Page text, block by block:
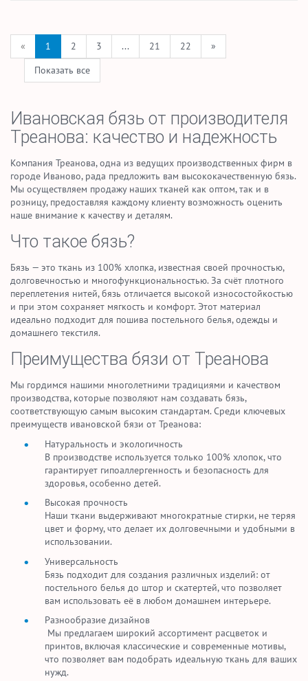
« 1 2 3 ... 21 22
»
Показать все
Ивановская бязь от производителя
Треанова: качество и надежность
Компания Треанова, одна из ведущих производственных фирм в
городе Иваново, рада предложить вам высококачественную бязь.
Мы осуществляем продажу наших тканей как оптом, так и в
розницу, предоставляя каждому клиенту возможность оценить
наше внимание к качеству и деталям.
Что такое бязь?
Бязь — это ткань из 100% хлопка, известная своей прочностью,
долговечностью и многофункциональностью. За счёт плотного
переплетения нитей, бязь отличается высокой износостойкостью
и при этом сохраняет мягкость и комфорт. Этот материал
идеально подходит для пошива постельного белья, одежды и
домашнего текстиля.
Преимущества бязи от Треанова
Мы гордимся нашими многолетними традициями и качеством
производства, которые позволяют нам создавать бязь,
соответствующую самым высоким стандартам. Среди ключевых
преимуществ ивановской бязи от Треанова:
Натуральность и экологичность
В производстве используется только 100% хлопок, что
гарантирует гипоаллергенность и безопасность для
здоровья, особенно детей.
Высокая прочность
Наши ткани выдерживают многократные стирки, не теряя
цвет и форму, что делает их долговечными и удобными в
использовании.
Универсальность
Бязь подходит для создания различных изделий: от
постельного белья до штор и скатертей, что позволяет
вам использовать её в любом домашнем интерьере.
Разнообразие дизайнов
Мы предлагаем широкий ассортимент расцветок и
принтов, включая классические и современные мотивы,
что позволяет вам подобрать идеальную ткань для ваших
нужд.